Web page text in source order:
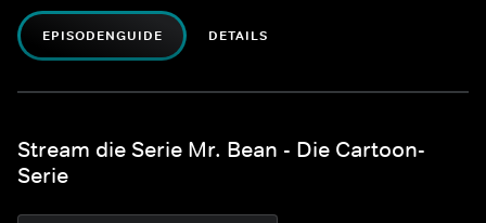
EPISODENGUIDE DETAILS
Stream die Serie Mr. Bean - Die Cartoon-
Serie